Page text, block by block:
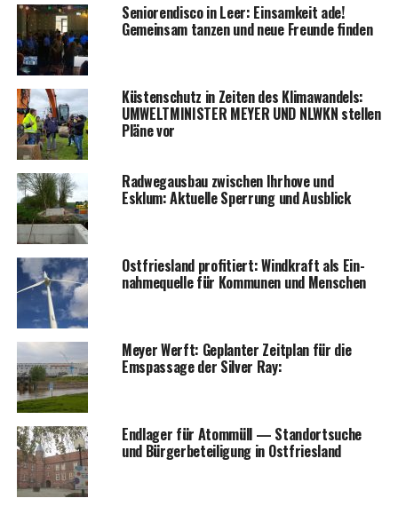
Senio­ren­dis­co in Leer: Ein­sam­keit ade!
Gemein­sam tan­zen und neue Freun­de finden
Küs­ten­schutz in Zei­ten des Kli­ma­wan­dels:
UMWELTMINISTER MEYER UND NLWKN stel­len
Plä­ne vor
Rad­weg­aus­bau zwi­schen Ihr­ho­ve und
Esklum: Aktu­el­le Sper­rung und Ausblick
Ost­fries­land pro­fi­tiert: Wind­kraft als Ein­
nah­me­quel­le für Kom­mu­nen und Menschen
Mey­er Werft: Geplan­ter Zeit­plan für die
Ems­pas­sa­ge der Sil­ver Ray:
End­la­ger für Atom­müll — Stand­ort­su­che
und Bür­ger­be­tei­li­gung in Ostfriesland